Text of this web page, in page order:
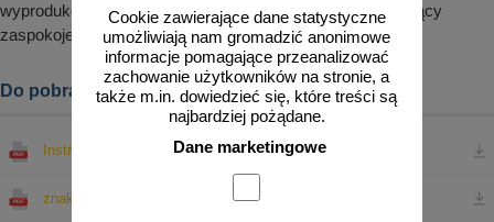
Cookie zawierające dane statystyczne
umożliwiają nam gromadzić anonimowe
informacje pomagające przeanalizować
zachowanie użytkowników na stronie, a
także m.in. dowiedzieć się, które treści są
najbardziej pożądane.
Dane marketingowe
wyprodukowany według specyfikacji konsumenta lub służący
zaspokojeniu jego zindywidualizowanych potrzeb.
Do pobrania:
Instrukcja bezpieczeństwa - znaki drogowe
znakowo.pl GPSR ogólna instrukcja bezpieczeństwa